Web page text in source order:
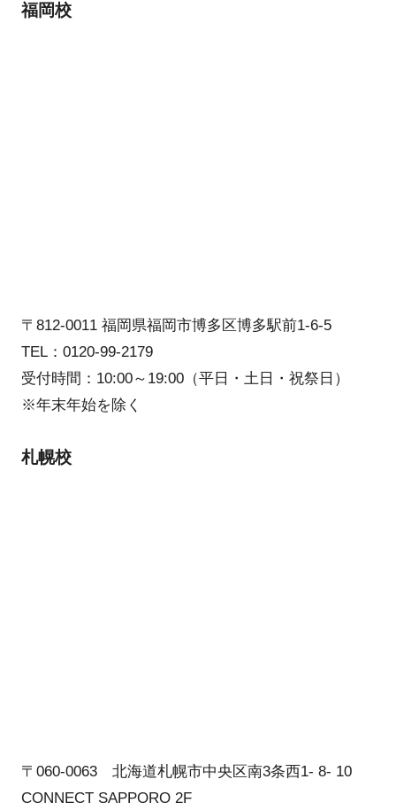
福岡校
〒812-0011 福岡県福岡市博多区博多駅前1-6-5
TEL：0120-99-2179
受付時間：10:00～19:00（平日・土日・祝祭日）
※年末年始を除く
札幌校
〒060-0063 北海道札幌市中央区南3条西1- 8- 10
CONNECT SAPPORO 2F